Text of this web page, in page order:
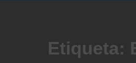
Etiqueta: